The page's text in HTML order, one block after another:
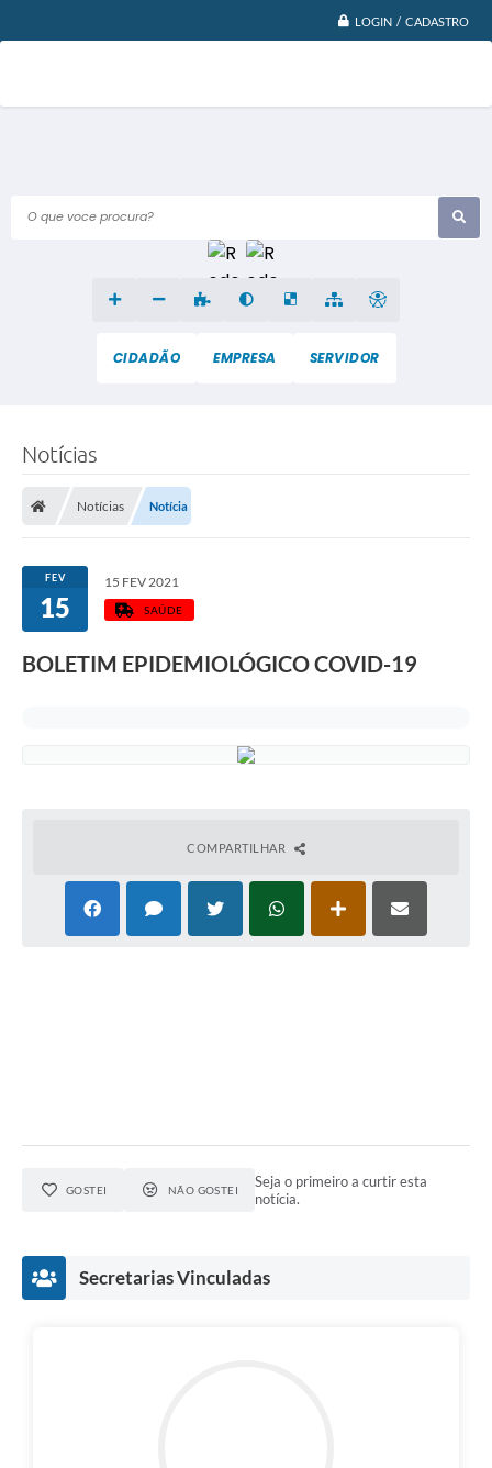
LOGIN / CADASTRO
O que voce procura?
CIDADÃO EMPRESA SERVIDOR
Notícias
Notícias Notícia
FEV
15
15 FEV 2021
SAÚDE
BOLETIM EPIDEMIOLÓGICO COVID-19
COMPARTILHAR
GOSTEI NÃO GOSTEI
Seja o primeiro a curtir esta
notícia.
Secretarias Vinculadas